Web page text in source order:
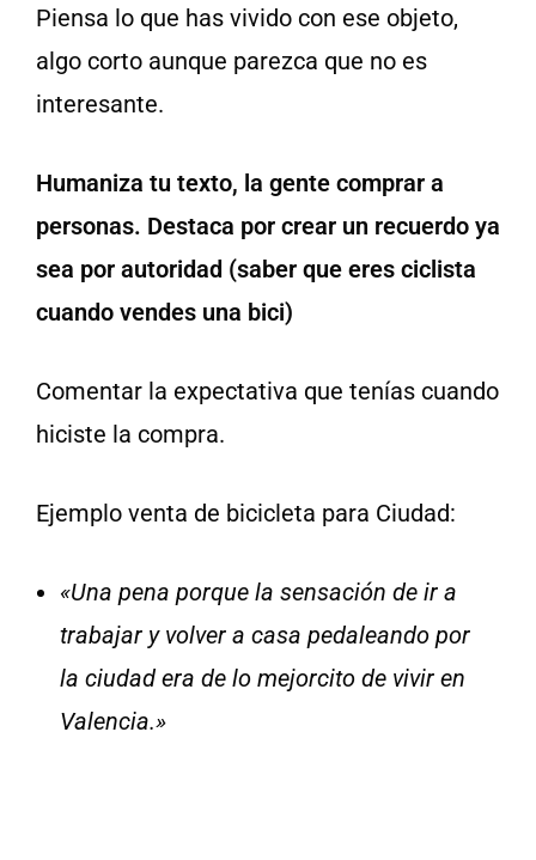
Piensa lo que has vivido con ese objeto,
algo corto aunque parezca que no es
interesante.
Humaniza tu texto, la gente comprar a
personas. Destaca por crear un recuerdo ya
sea por autoridad (saber que eres ciclista
cuando vendes una bici)
Comentar la expectativa que tenías cuando
hiciste la compra.
Ejemplo venta de bicicleta para Ciudad:
«Una pena porque la sensación de ir a
trabajar y volver a casa pedaleando por
la ciudad era de lo mejorcito de vivir en
Valencia.»